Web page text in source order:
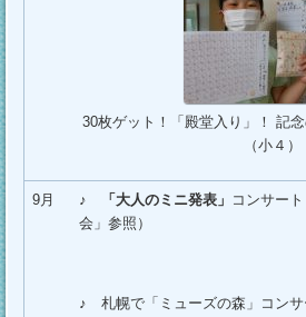
30枚ゲット！「殿堂入り」！ 記
（小４）
9月 ♪ 「大人のミニ発表」 コンサー
会」参照）
♪ 札幌で「ミューズの森」コンサ